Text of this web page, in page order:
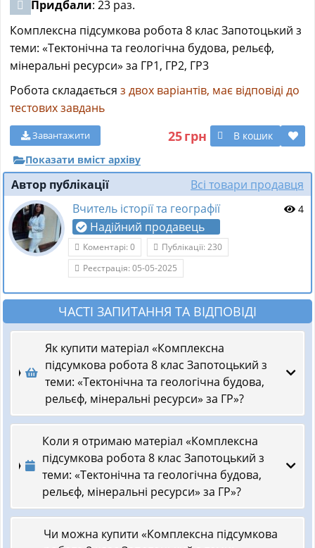
Придбали: 23 раз.
Комплексна підсумкова робота 8 клас Запотоцький з
теми: «Тектонічна та геологічна будова, рельєф,
мінеральні ресурси» за ГР1, ГР2, ГР3
Робота складається з двох варіантів, має відповіді до
тестових завдань
25грн В кошик
Завантажити
Показати вміст архіву
Автор публікації
Всі товари продавця
Вчитель історії та географії
Надійний продавець
4
Коментарі: 0
Публікації: 230
Реєстрація: 05-05-2025
ЧАСТІ ЗАПИТАННЯ ТА ВІДПОВІДІ
Як купити матеріал «Комплексна
підсумкова робота 8 клас Запотоцький з
теми: «Тектонічна та геологічна будова,
рельєф, мінеральні ресурси» за ГР»?
Коли я отримаю матеріал «Комплексна
підсумкова робота 8 клас Запотоцький з
теми: «Тектонічна та геологічна будова,
рельєф, мінеральні ресурси» за ГР»?
Чи можна купити «Комплексна підсумкова